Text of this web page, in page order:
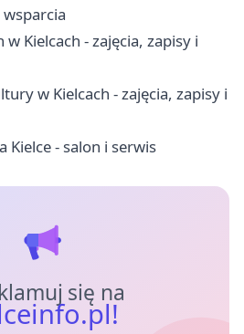
Kielcach - zajęcia, zapisy i
w Kielcach - zajęcia, zapisy i
Kielce - salon i serwis
się na